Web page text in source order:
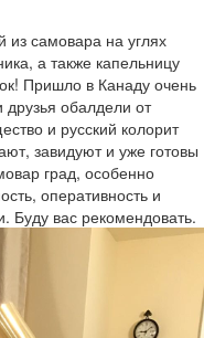
из самовара на углях
а также капельницу
Пришло в Канаду очень
обалдели от
и русский колорит
завидуют и уже готовы
град, особенно
оперативность и
Буду вас рекомендовать.